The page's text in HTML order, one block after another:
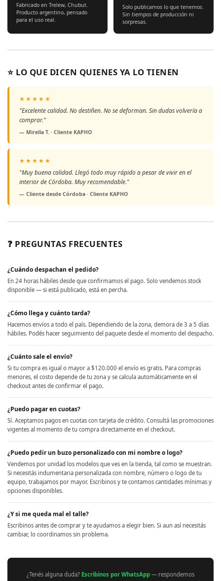
Fabricado en Trelew, Chubut.
Producto argentino, pensado
para el uso real.
Solo publicamos lo que tenemos.
Sin tiempos de producción ni
sorpresas.
⭐ LO QUE DICEN QUIENES YA LO TIENEN
★★★★★
"Excelente calidad. No destiñen. No se deforman. Sin dudas volvería a
comprar."
— Mirella T. · Cliente KAPHO
★★★★★
"Muy buena calidad. Llegó todo muy rápido a pesar de vivir en el
interior de Córdoba. Muy recomendable."
— Cliente desde Córdoba · Cliente KAPHO
❓ PREGUNTAS FRECUENTES
¿Cuándo despachan el pedido?
En 24 horas hábiles desde que confirmamos el pago. Solo vendemos stock
disponible — si está publicado, está en percha.
¿Cómo llega y cuánto tarda?
Hacemos envíos a todo el país. Dependiendo de la zona, demora de 3 a 5 días
hábiles. Podés hacer seguimiento del paquete desde el momento del despacho.
¿Cuánto sale el envío?
Si tu compra es igual o mayor a $120.000 el envío es gratis. Para compras
menores, el costo depende de tu zona y se calcula automáticamente en el
checkout antes de confirmar el pago.
¿Puedo pagar en cuotas?
Sí. Aceptamos pagos en cuotas con tarjeta de crédito. Consultá las promociones
vigentes al momento de tu compra directamente en el checkout.
¿Puedo pedir un buzo personalizado con mi nombre o logo?
Vendemos por unidad los modelos que ves en la tienda, tal como se muestran.
Si necesitás indumentaria personalizada con nombre, número o logo de tu
equipo, trabajamos por mayor. Escribinos y te contamos cantidades mínimas y
opciones disponibles.
¿Y si me queda mal el talle?
Escribinos antes de comprar y te ayudamos a elegir bien. Si aun así necesitás
cambiar, lo coordinamos sin problema.
¿Tenés alguna duda? Escribinos por WhatsApp — respondemos